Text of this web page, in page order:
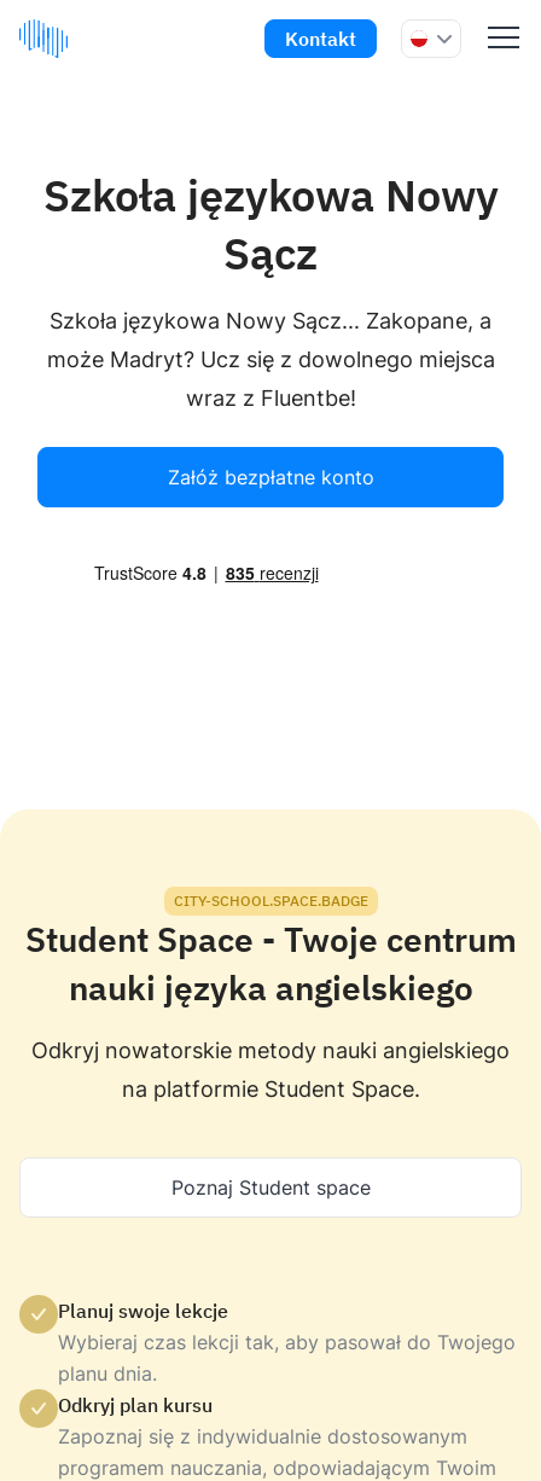
Kontakt
Szkoła językowa Nowy
Sącz
Szkoła językowa Nowy Sącz... Zakopane, a
może Madryt? Ucz się z dowolnego miejsca
wraz z Fluentbe!
Załóż bezpłatne konto
CITY-SCHOOL.SPACE.BADGE
Student Space - Twoje centrum
nauki języka angielskiego
Odkryj nowatorskie metody nauki angielskiego
na platformie Student Space.
Poznaj Student space
Planuj swoje lekcje
Wybieraj czas lekcji tak, aby pasował do Twojego
planu dnia.
Odkryj plan kursu
Zapoznaj się z indywidualnie dostosowanym
programem nauczania, odpowiadającym Twoim